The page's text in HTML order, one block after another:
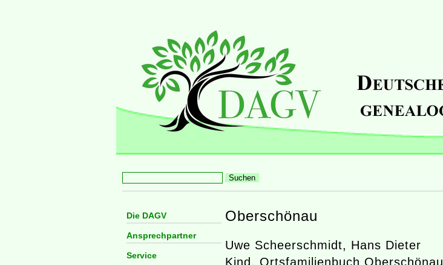
Die DAGV
Ansprechpartner
Service
Oberschönau
Uwe Scheerschmidt, Hans Dieter
Kind, Ortsfamilienbuch Oberschönau